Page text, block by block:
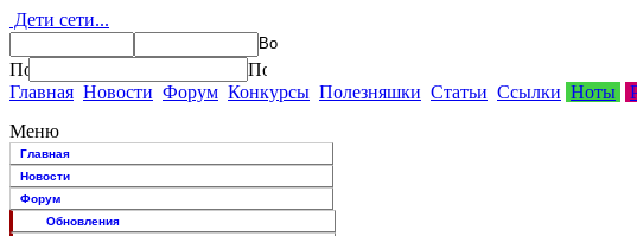
Дети сети...
Главная Новости Форум Конкурсы Полезняшки Статьи Ссылки Ноты
Меню
Главная
Новости
Форум
Обновления